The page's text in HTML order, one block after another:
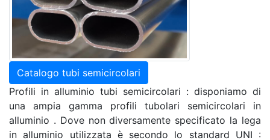
Catalogo tubi semicircolari
Profili in alluminio tubi semicircolari : disponiamo di
una ampia gamma profili tubolari semicircolari in
alluminio . Dove non diversamente specificato la lega
in alluminio utilizzata è secondo lo standard UNI :